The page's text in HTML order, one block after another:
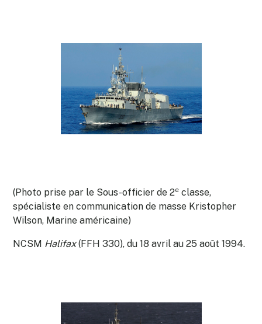
(Photo prise par le Sous-officier de 2e classe,
spécialiste en communication de masse Kristopher
Wilson, Marine américaine)
NCSM Halifax(FFH 330), du 18 avril au 25 août 1994.